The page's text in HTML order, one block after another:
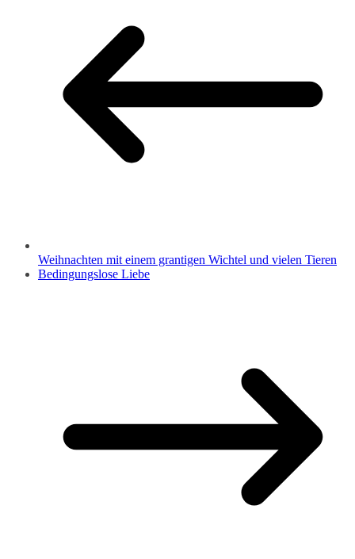
Weihnachten mit einem grantigen Wichtel und vielen Tieren
Bedingungslose Liebe